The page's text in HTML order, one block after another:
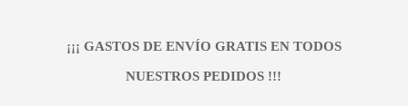
¡¡¡ GASTOS DE ENVÍO GRATIS EN TODOS
NUESTROS PEDIDOS !!!